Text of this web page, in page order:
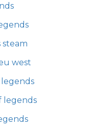
steam
west
legends